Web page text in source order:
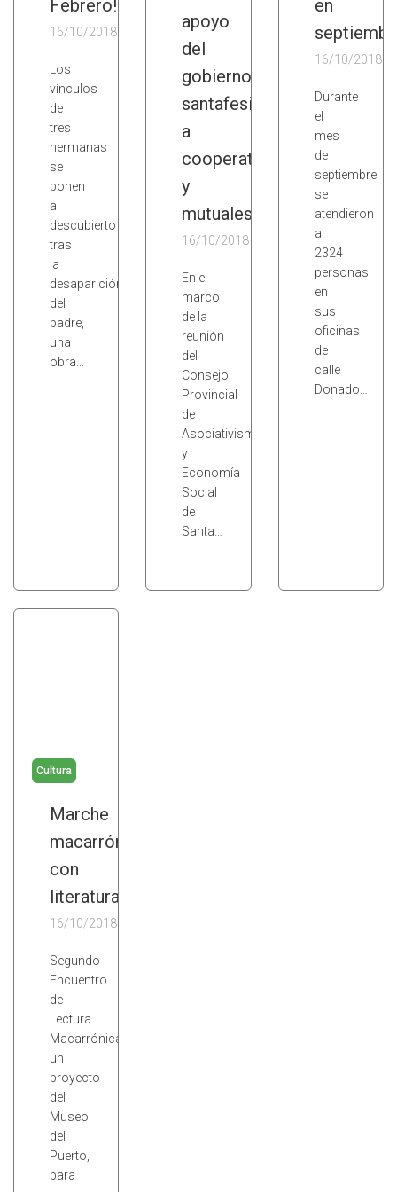
Febrero!
16/10/2018
Los
vínculos
de
tres
hermanas
se
ponen
al
descubierto
tras
la
desaparición
del
padre,
una
obra…
apoyo
del
gobierno
santafesino
a
cooperativas
y
mutuales
16/10/2018
En el
marco
de la
reunión
del
Consejo
Provincial
de
Asociativismo
y
Economía
Social
de
Santa…
en
16/10/2018
Durante
el
mes
de
septiembre
se
atendieron
a
2324
personas
en
sus
oficinas
de
calle
Donado…
Cultura
Marche
macarrón
con
literatura
16/10/2018
Segundo
Encuentro
de
Lectura
Macarrónica,
un
proyecto
del
Museo
del
Puerto,
para